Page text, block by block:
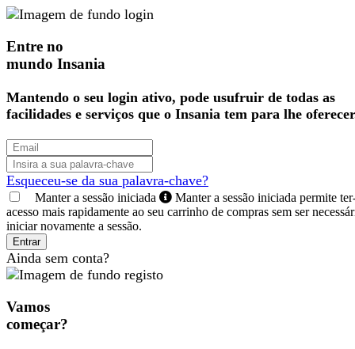
Entre no
mundo Insania
Mantendo o seu login ativo, pode usufruir de todas as
facilidades e serviços que o Insania tem para lhe
Esqueceu-se da sua palavra-chave?
Manter a sessão iniciada
Manter a sessão iniciada permite
acesso mais rapidamente ao seu carrinho de compras sem ser
iniciar novamente a sessão.
Entrar
Ainda sem conta?
Vamos
começar?